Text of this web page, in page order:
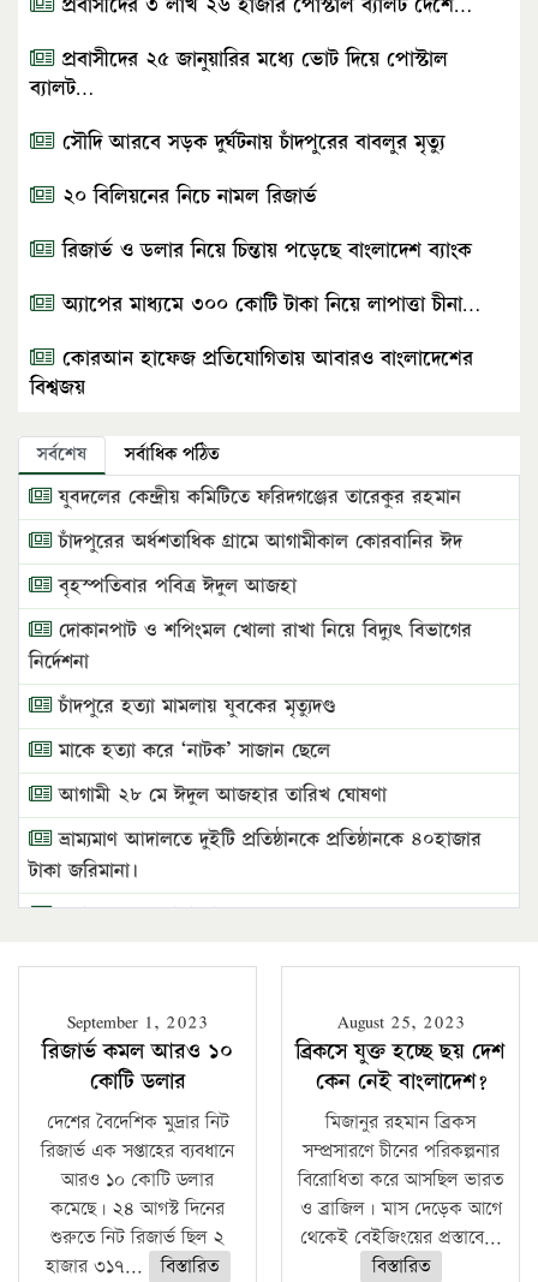
প্রবাসীদের ২৫ জানুয়ারির মধ্যে ভোট দিয়ে পোস্টাল
ব্যালট…
সৌদি আরবে সড়ক দুর্ঘটনায় চাঁদপুরের বাবলুর মৃত্যু
২০ বিলিয়নের নিচে নামল রিজার্ভ
রিজার্ভ ও ডলার নিয়ে চিন্তায় পড়েছে বাংলাদেশ ব্যাংক
অ্যাপের মাধ্যমে ৩০০ কোটি টাকা নিয়ে লাপাত্তা চীনা…
কোরআন হাফেজ প্রতিযোগিতায় আবারও বাংলাদেশের
বিশ্বজয়
সর্বশেষ সর্বাধিক পঠিত
যুবদলের কেন্দ্রীয় কমিটিতে ফরিদগঞ্জের তারেকুর রহমান
চাঁদপুরের অর্ধশতাধিক গ্রামে আগামীকাল কোরবানির ঈদ
বৃহস্পতিবার পবিত্র ঈদুল আজহা
দোকানপাট ও শপিংমল খোলা রাখা নিয়ে বিদ্যুৎ বিভাগের
নির্দেশনা
চাঁদপুরে হত্যা মামলায় যুবকের মৃত্যুদণ্ড
মাকে হত্যা করে ‘নাটক’ সাজান ছেলে
আগামী ২৮ মে ঈদুল আজহার তারিখ ঘোষণা
ভ্রাম্যমাণ আদালতে দুইটি প্রতিষ্ঠানকে প্রতিষ্ঠানকে ৪০হাজার
টাকা জরিমানা।
এবার লঞ্চের ভাড়া বাড়ল
১৭ থেকে ২১ শতাংশ বিদ্যুতের দাম বাড়ানোর প্রস্তাব পিডিবির
উচ্চশিক্ষায় গৌরবময় অর্জন: পূর্ণ স্কলারশিপে যুক্তরাষ্ট্রে
পিএইচডি করছেন কুয়েটের কৃতি…
সারা দেশে বজ্রাঘাতে ১৪ জনের প্রাণহানি
কঠোর হচ্ছে এসএসসি ও এইচএসসি পরীক্ষা
ফরিদগঞ্জে আগুনে পুড়লো ৬ ব্যবসা প্রতিষ্ঠান
September 1, 2023
রিজার্ভ কমল আরও ১০
কোটি ডলার
দেশের বৈদেশিক মুদ্রার নিট
রিজার্ভ এক সপ্তাহের ব্যবধানে
আরও ১০ কোটি ডলার
কমেছে। ২৪ আগস্ট দিনের
শুরুতে নিট রিজার্ভ ছিল ২
হাজার ৩১৭...
বিস্তারিত
August 25, 2023
ব্রিকসে যুক্ত হচ্ছে ছয় দেশ
কেন নেই বাংলাদেশ?
মিজানুর রহমান ব্রিকস
সম্প্রসারণে চীনের পরিকল্পনার
বিরোধিতা করে আসছিল ভারত
ও ব্রাজিল। মাস দেড়েক আগে
থেকেই বেইজিংয়ের প্রস্তাবে...
বিস্তারিত